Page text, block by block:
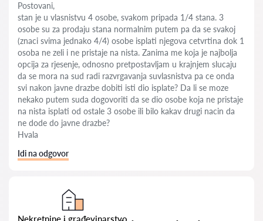
Postovani,
stan je u vlasnistvu 4 osobe, svakom pripada 1/4 stana. 3
osobe su za prodaju stana normalnim putem pa da se svakoj
(znaci svima jednako 4/4) osobe isplati njegova cetvrtina dok 1
osoba ne zeli i ne pristaje na nista. Zanima me koja je najbolja
opcija za rjesenje, odnosno pretpostavljam u krajnjem slucaju
da se mora na sud radi razvrgavanja suvlasnistva pa ce onda
svi nakon javne drazbe dobiti isti dio isplate? Da li se moze
nekako putem suda dogovoriti da se dio osobe koja ne pristaje
na nista isplati od ostale 3 osobe ili bilo kakav drugi nacin da
ne dode do javne drazbe?
Hvala
Idi na odgovor
Nekretnine i građevinarstvo